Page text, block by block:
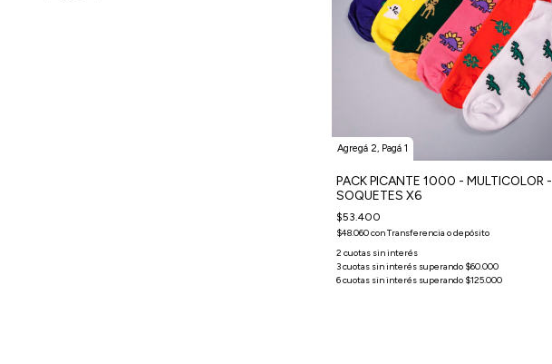
Agregá 2, Pagá 1
PACK PICANTE 1000 - MULTICOLOR -
SOQUETES X6
$53.400
$48.060conTransferencia o depósito